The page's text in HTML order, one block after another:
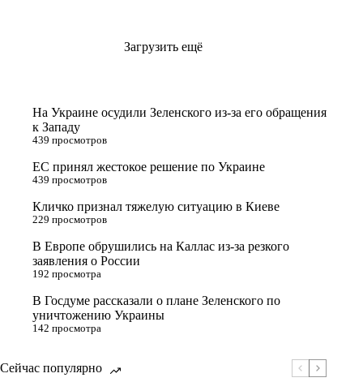
Загрузить ещё
На Украине осудили Зеленского из-за его обращения
к Западу
439 просмотров
ЕС принял жестокое решение по Украине
439 просмотров
Кличко признал тяжелую ситуацию в Киеве
229 просмотров
В Европе обрушились на Каллас из-за резкого
заявления о России
192 просмотра
В Госдуме рассказали о плане Зеленского по
уничтожению Украины
142 просмотра
Сейчас популярно